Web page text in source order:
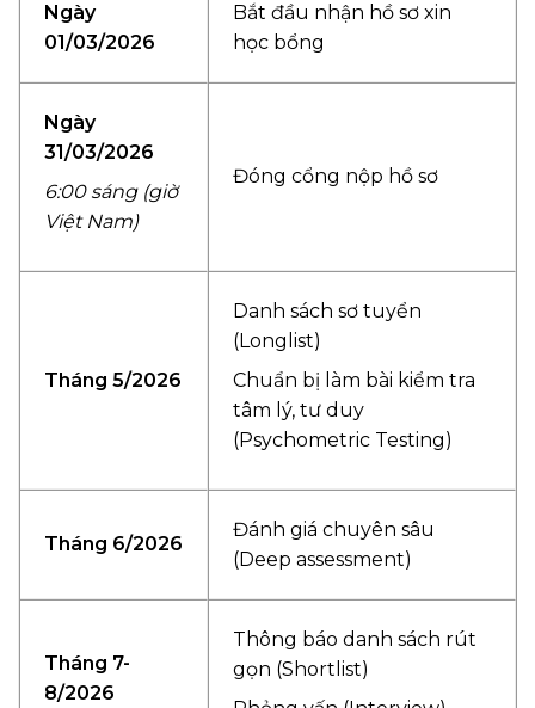
Ngày
01/03/2026
Bắt đầu nhận hồ sơ xin
học bổng
Ngày
31/03/2026
6:00 sáng (giờ
Việt Nam)
Đóng cổng nộp hồ sơ
Tháng 5/2026
Danh sách sơ tuyển
(Longlist)
Chuẩn bị làm bài kiểm tra
tâm lý, tư duy
(Psychometric Testing)
Tháng 6/2026
Đánh giá chuyên sâu
(Deep assessment)
Tháng 7-
8/2026
Thông báo danh sách rút
gọn (Shortlist)